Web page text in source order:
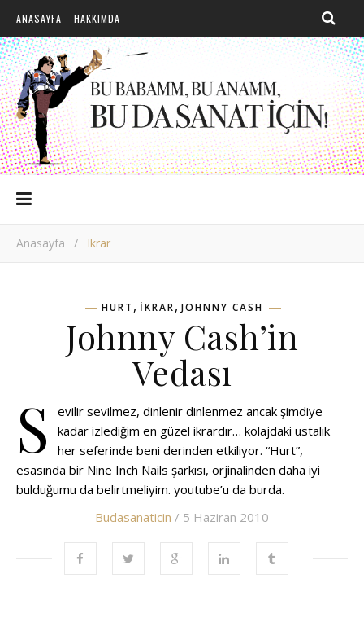
ANASAYFA HAKKIMDA
Anasayfa / Ikrar
HURT , IKRAR, JOHNNY CASH
Johnny Cash’in
Vedası
S
evilir sevilmez, dinlenir dinlenmez ancak şimdiye
kadar izlediğim en güzel ikrardır… kolajdaki ustalık
her seferinde beni derinden etkiliyor. “Hurt”,
esasında bir Nine Inch Nails şarkısı, orjinalinden daha iyi
bulduğumu da belirtmeliyim. youtube’u da burda.
Budasanaticin / 5 Haziran 2010